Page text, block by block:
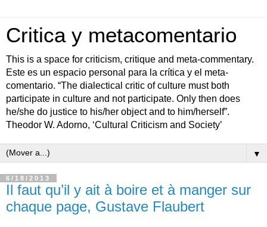
Critica y metacomentario
This is a space for criticism, critique and meta-commentary.
Este es un espacio personal para la crítica y el meta-
comentario. “The dialectical critic of culture must both
participate in culture and not participate. Only then does
he/she do justice to his/her object and to him/herself”.
Theodor W. Adorno, ‘Cultural Criticism and Society’
▼
6/18/2013
Il faut qu’il y ait à boire et à manger sur
chaque page, Gustave Flaubert